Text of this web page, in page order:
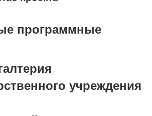
программные
учреждения